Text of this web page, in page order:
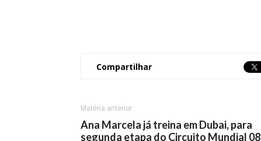
Compartilhar
Matéria anterior
Ana Marcela já treina em Dubai, para
segunda etapa do Circuito Mundial 08